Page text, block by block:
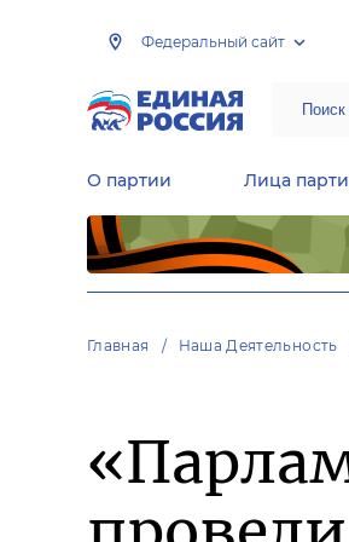
Федеральный сайт
О партии Лица
Главная Наша Деятельность